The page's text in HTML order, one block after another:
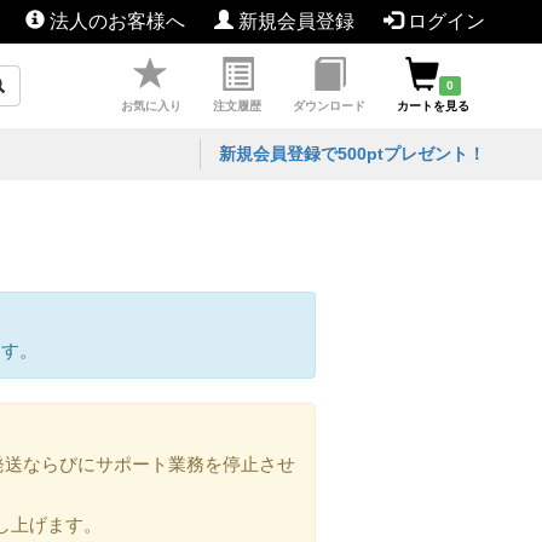
法人のお客様へ 新規会員登録 ログイン
お気に入り 注文履歴 ダウンロード
0
カートを見る
新規会員登録で500ptプレゼント！
。
ならびにサポート業務を停止させ
げます。